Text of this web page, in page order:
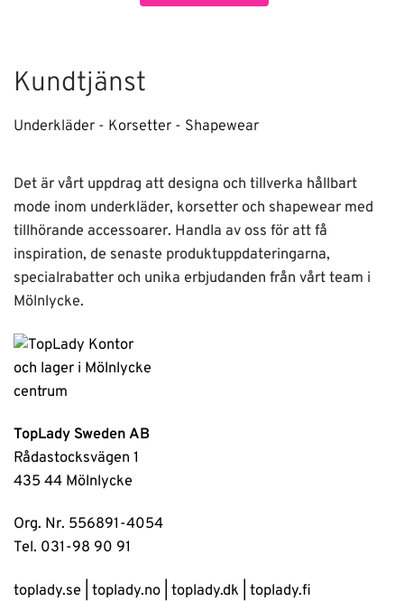
Kundtjänst
Underkläder - Korsetter - Shapewear
Det är vårt uppdrag att designa och tillverka hållbart
mode inom underkläder, korsetter och shapewear med
tillhörande accessoarer. Handla av oss för att få
inspiration, de senaste produktuppdateringarna,
specialrabatter och unika erbjudanden från vårt team i
Mölnlycke.
TopLady Sweden AB
Rådastocksvägen 1
435 44 Mölnlycke
Org. Nr. 556891-4054
Tel. 031-98 90 91
toplady.se toplady.no toplady.dk toplady.fi